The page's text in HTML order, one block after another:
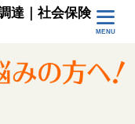
達｜社会保険
MENU